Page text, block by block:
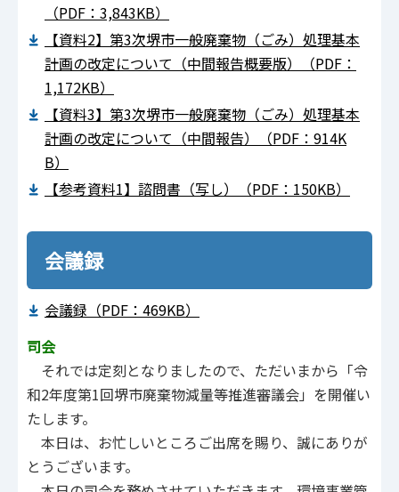
（PDF：3,843KB）
【資料2】第3次堺市一般廃棄物（ごみ）処理基本
計画の改定について（中間報告概要版）（PDF：
1,172KB）
【資料3】第3次堺市一般廃棄物（ごみ）処理基本
計画の改定について（中間報告）（PDF：914K
B）
【参考資料1】諮問書（写し）（PDF：150KB）
会議録
会議録（PDF：469KB）
司会
それでは定刻となりましたので、ただいまから「令
和2年度第1回堺市廃棄物減量等推進審議会」を開催い
たします。
本日は、お忙しいところご出席を賜り、誠にありが
とうございます。